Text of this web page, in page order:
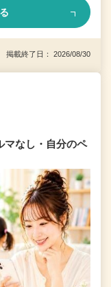
載終了日： 2026/08/30
マなし・自分のペ